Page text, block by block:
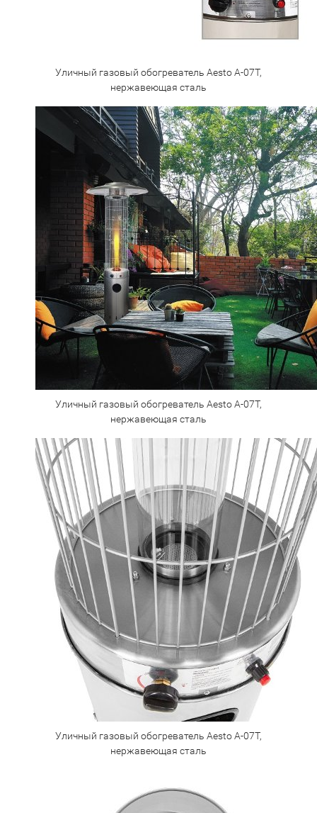
Уличный газовый обогреватель Aesto A-07T,
нержавеющая сталь
Уличный газовый обогреватель Aesto A-07T,
нержавеющая сталь
Уличный газовый обогреватель Aesto A-07T,
нержавеющая сталь